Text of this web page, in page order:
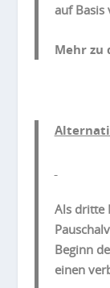
auf Basis
Mehr zu
Als dritte
Beginn
einen